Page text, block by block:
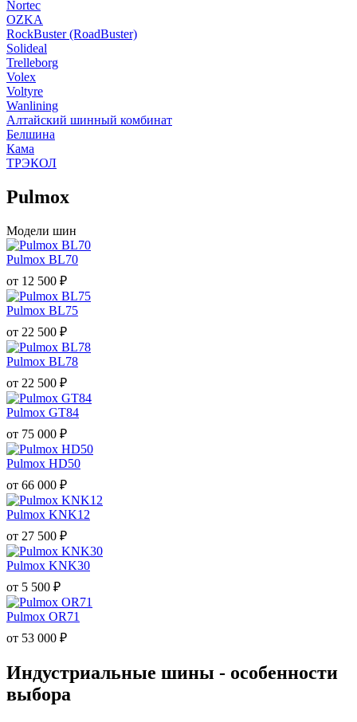
Nortec
OZKA
RockBuster (RoadBuster)
Solideal
Trelleborg
Volex
Voltyre
Wanlining
Алтайский шинный комбинат
Белшина
Кама
ТРЭКОЛ
Pulmox
Модели шин
Pulmox BL70
от 12 500 ₽
Pulmox BL75
от 22 500 ₽
Pulmox BL78
от 22 500 ₽
Pulmox GT84
от 75 000 ₽
Pulmox HD50
от 66 000 ₽
Pulmox KNK12
от 27 500 ₽
Pulmox KNK30
от 5 500 ₽
Pulmox OR71
от 53 000 ₽
Индустриальные шины - особенности
выбора